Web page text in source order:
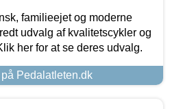
familieejet og moderne
udvalg af kvalitetscykler og
her for at se deres udvalg.
Pedalatleten.dk